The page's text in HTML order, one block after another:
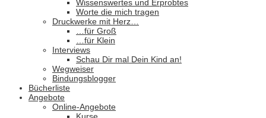
Wissenswertes und Erprobtes
Worte die mich tragen
Druckwerke mit Herz…
…für Groß
…für Klein
Interviews
Schau Dir mal Dein Kind an!
Wegweiser
Bindungsblogger
Bücherliste
Angebote
Online-Angebote